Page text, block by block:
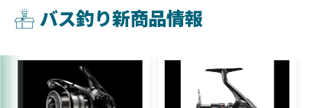
バス釣り新商品情報